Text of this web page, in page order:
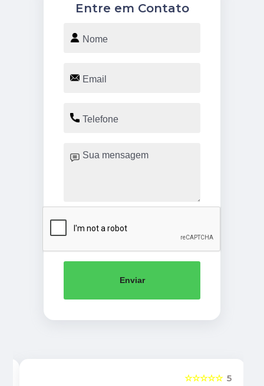
Entre em Contato
Enviar
5
☆☆☆☆☆